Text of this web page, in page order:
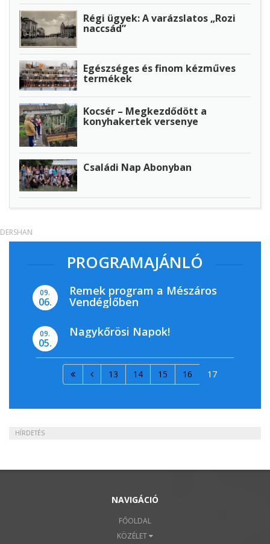
Régi ügyek: A varázslatos „Rozi
naccsád”
Egészséges és finom kézműves
termékek
Kocsér – Megkezdődött a
konyhakertek versenye
Családi Nap Abonyban
PROGRAMAJÁNLÓ
09.
06.
Remek program a Mészáros
Vendéglőben
09.
05.
Nagykőrösi Napok!
13 14 15 16 17
HÍRDETÉS
NAVIGÁCIÓ
FŐOLDAL
KÖZÉLET
DERSHAN